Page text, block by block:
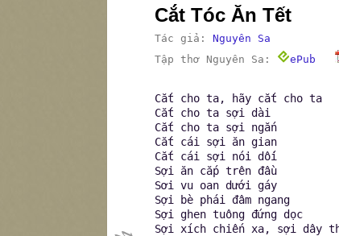
Cắt Tóc Ăn Tết
Tác giả: Nguyên Sa
Tập thơ Nguyên Sa:
ePub
Cắt cho ta, hãy cắt cho ta
Cắt cho ta sợi dài
Cắt cho ta sợi ngắn
Cắt cái sợi ăn gian
Cắt cái sợi nói dối
Sợi ăn cắp trên đầu
Sơi vu oan dưới gáy
Sợi bè phái đâm ngang
Sợi ghen tuông đứng dọc
Sợi xích chiến xa, sợi dây